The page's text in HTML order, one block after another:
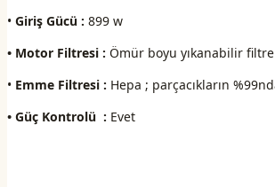
• Giriş Gücü : 899 w
• Motor Filtresi : Ömür boyu yıkanabilir filtre
• Emme Filtresi : Hepa ; parçacıkların
• Güç Kontrolü : Evet